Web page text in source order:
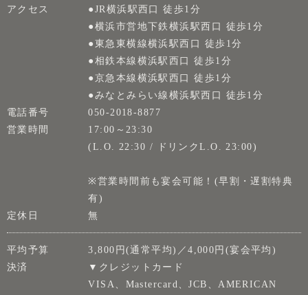
アクセス
●JR横浜駅西口 徒歩1分
●横浜市営地下鉄横浜駅西口 徒歩1分
●東急東横線横浜駅西口 徒歩1分
●相鉄本線横浜駅西口 徒歩1分
●京急本線横浜駅西口 徒歩1分
●みなとみらい線横浜駅西口 徒歩1分
電話番号
050-2018-8877
営業時間
17:00～23:30
(L.O. 22:30 / ドリンクL.O. 23:00)
※営業時間前も宴会可能！(早割・遅割特典
有)
定休日
無
平均予算
3,800円(通常平均)／4,000円(宴会平均)
決済
▼クレジットカード
VISA、Mastercard、JCB、AMERICAN